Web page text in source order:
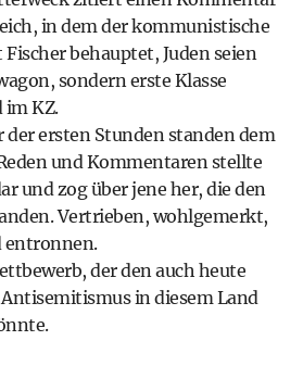
in dem der kommunistische
behauptet, Juden seien
sondern erste Klasse
im KZ.
ersten Stunden standen dem
und Kommentaren stellte
und zog über jene her, die den
Vertrieben, wohlgemerkt,
entronnen.
der den auch heute
in diesem Land